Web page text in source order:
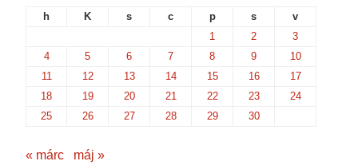
h
K s c p s
v
1
2
3
4
5 6 7 8 9
10
11
12 13 14 15 16
17
18
19 20 21 22 23
24
25
26 27 28 29 30
« márc máj »